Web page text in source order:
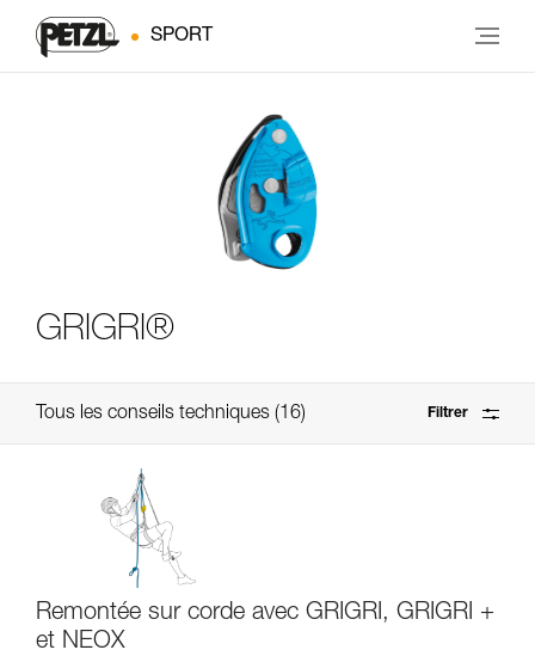
SPORT
GRIGRI®
Tous les conseils techniques 16 Filtrer
Remontée sur corde avec GRIGRI, GRIGRI +
et NEOX